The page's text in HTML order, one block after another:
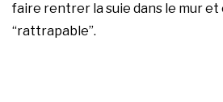
faire rentrer la suie dans le mur et
“rattrapable”.